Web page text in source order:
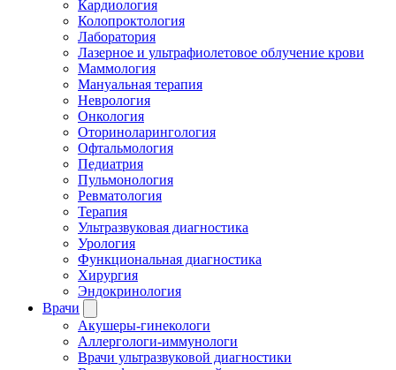
Кардиология
Колопроктология
Лаборатория
Лазерное и ультрафиолетовое облучение крови
Маммология
Мануальная терапия
Неврология
Онкология
Оториноларингология
Офтальмология
Педиатрия
Пульмонология
Ревматология
Терапия
Ультразвуковая диагностика
Урология
Функциональная диагностика
Хирургия
Эндокринология
Врачи
Акушеры-гинекологи
Аллергологи-иммунологи
Врачи ультразвуковой диагностики